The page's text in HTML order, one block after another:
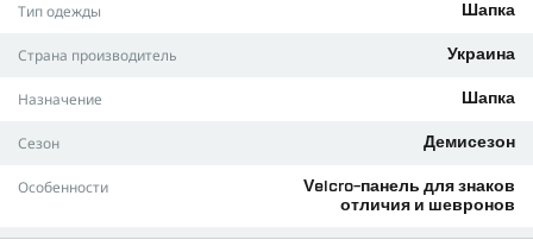
Тип одежды Шапка
Страна производитель Украина
Назначение Шапка
Сезон Демисезон
Особенности
Velcro-панель для знаков
отличия и шевронов